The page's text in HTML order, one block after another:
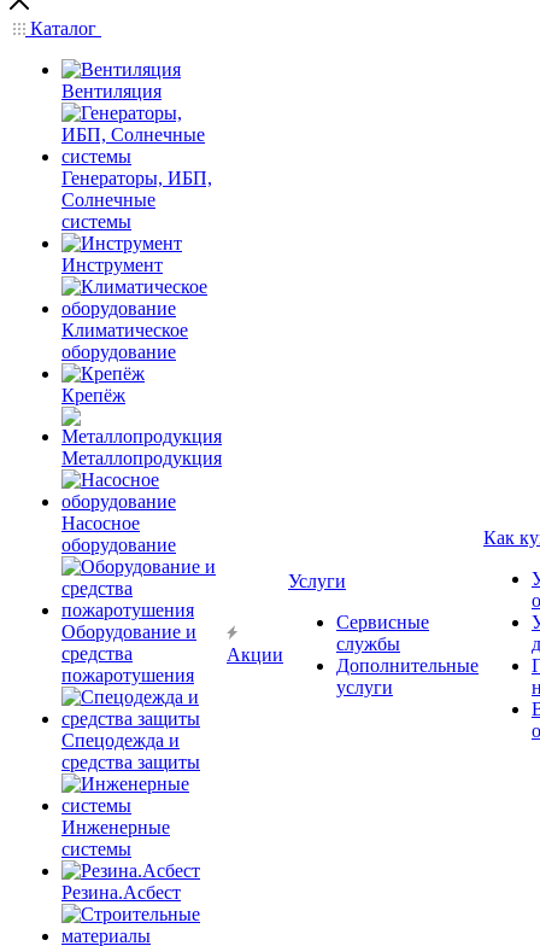
Каталог
Вентиляция
Генераторы, ИБП,
Солнечные
системы
Инструмент
Климатическое
оборудование
Крепёж
Металлопродукция
Насосное
оборудование
Оборудование и
средства
пожаротушения
Спецодежда и
средства защиты
Инженерные
системы
Резина.Асбест
Акции
Услуги
Сервисные
службы
Дополнительные
услуги
Как